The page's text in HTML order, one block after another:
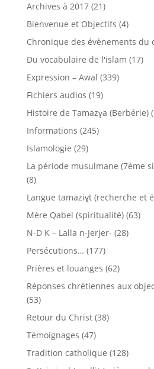
Archives à 2017(21)
Bienvenue et Objectifs (4)
Chronique des évènements du
Du vocabulaire de l'islam (17)
Expression – Awal (339)
Fichiers audios (19)
Histoire de Tamazɣa (Berbérie)
Informations (245)
Islamologie (29)
La période musulmane (7ème
(8)
Langue tamaziɣt (recherche et
Mère Qabel (spiritualité)(63)
N-D K – Lalla n-Jerjer- (28)
Persécutions… (177)
Prières et louanges (62)
Réponses chrétiennes aux
(53)
Retour du Christ(38)
Témoignages (47)
Tradition catholique (128)